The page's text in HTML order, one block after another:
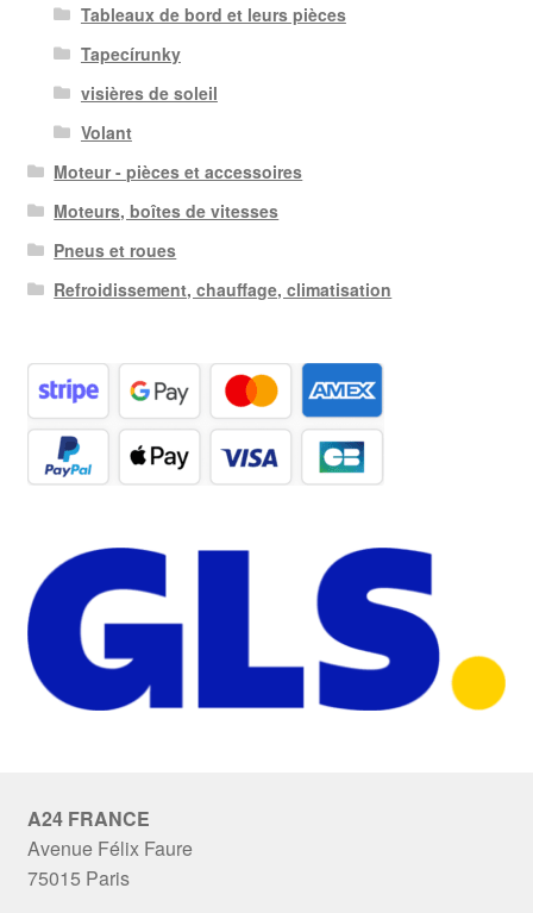
Tableaux de bord et leurs pièces
Tapecírunky
visières de soleil
Volant
Moteur - pièces et accessoires
Moteurs, boîtes de vitesses
Pneus et roues
Refroidissement, chauffage, climatisation
A24 FRANCE
Avenue Félix Faure
75015 Paris